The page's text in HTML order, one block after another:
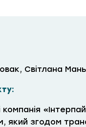
Світлана
компанія
який згодом